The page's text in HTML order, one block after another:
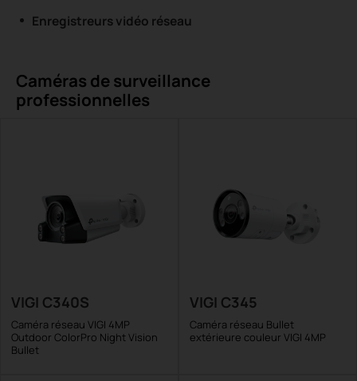
Enregistreurs vidéo réseau
Caméras de surveillance
professionnelles
VIGI C340S
Caméra réseau VIGI 4MP
Outdoor ColorPro Night Vision
Bullet
VIGI C345
Caméra réseau Bullet
extérieure couleur VIGI 4MP